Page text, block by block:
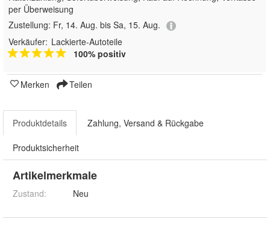
per Überweisung
Zustellung: Fr, 14. Aug. bis Sa, 15. Aug.
Verkäufer: Lackierte-Autoteile
100% positiv
Merken Teilen
Produktdetails Zahlung, Versand & Rückgabe
Produktsicherheit
Artikelmerkmale
Zustand: Neu